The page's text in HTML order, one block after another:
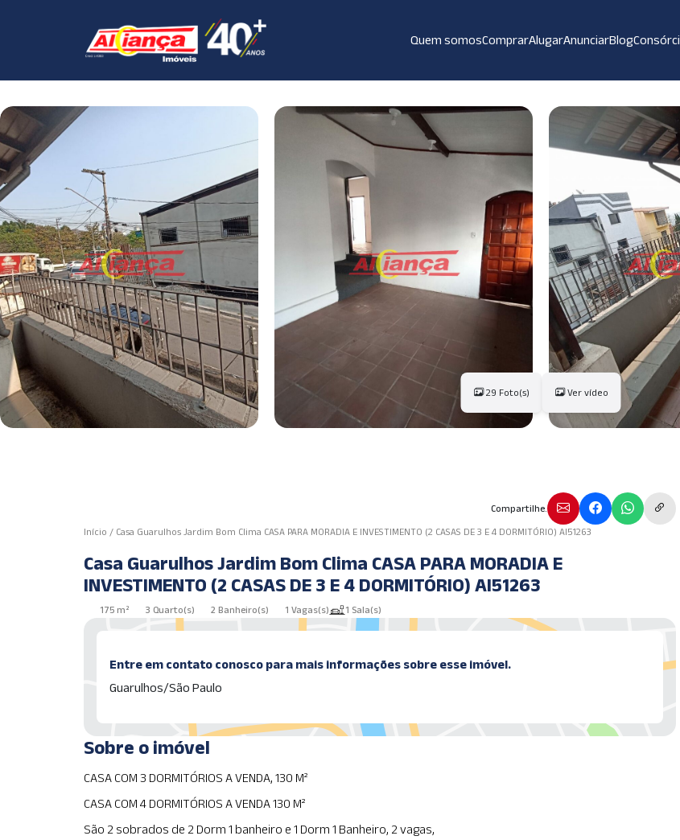
Quem somosComprarAlugarAnunciarBlog
29 Foto(s) Ver vídeo
Compartilhe.
Início / Casa Guarulhos Jardim Bom Clima CASA PARA MORADIA E INVESTIMENTO (2 CASAS DE 3 E 4 DORMITÓRIO) AI51263
Casa Guarulhos Jardim Bom Clima CASA PARA MORADIA E
INVESTIMENTO (2 CASAS DE 3 E 4 DORMITÓRIO) AI51263
175 m² 3 Quarto(s) 2 Banheiro(s) 1 Vagas(s) 1 Sala(s)
Entre em contato conosco para mais informações sobre esse imóvel.
Guarulhos/São Paulo
Sobre o imóvel
CASA COM 3 DORMITÓRIOS A VENDA, 130 M²
CASA COM 4 DORMITÓRIOS A VENDA 130 M²
São 2 sobrados de 2 Dorm 1 banheiro e 1 Dorm 1 Banheiro, 2 vagas,